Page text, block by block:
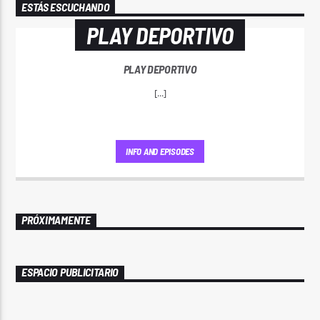
ESTÁS ESCUCHANDO
PLAY DEPORTIVO
PLAY DEPORTIVO
[...]
INFO AND EPISODES
PRÓXIMAMENTE
ESPACIO PUBLICITARIO